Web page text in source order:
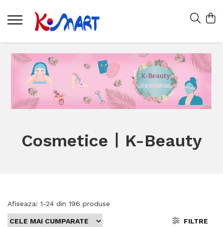
CosmeticeㅣK-Beauty
Afiseaza: 1-24 din 196 produse
FILTRE